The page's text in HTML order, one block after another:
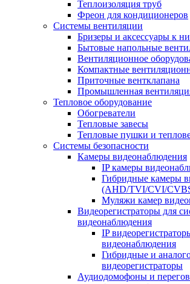
Теплоизоляция труб
Фреон для кондиционеров
Системы вентиляции
Бризеры и аксессуары к
Бытовые напольные
Вентиляционное
Компактные
Приточные вентклапана
Промышленная
Тепловое оборудование
Обогреватели
Тепловые завесы
Тепловые пушки и
Системы безопасности
Камеры видеонаблюдения
IP камеры
Гибридные камеры
(AHD/TVI/CVI/
Муляжи камер
Видеорегистраторы для
видеонаблюдения
IP
видеонаблюдения
Гибридные и
видеорегистраторы
Аудиодомофоны и